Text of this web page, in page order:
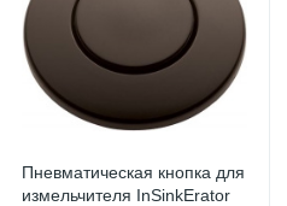
Пневматическая кнопка для
измельчителя InSinkErator